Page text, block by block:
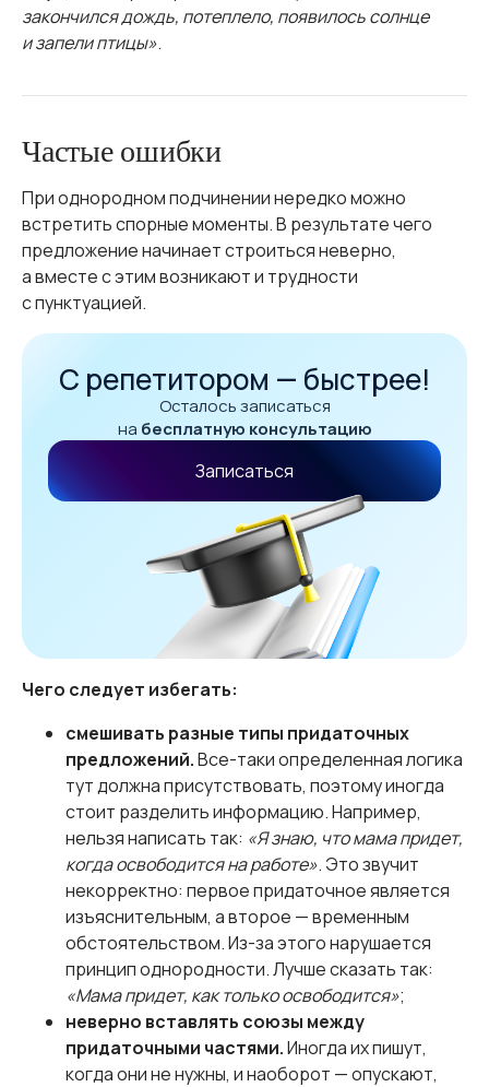
закончился дождь, потеплело, появилось солнце
и запели птицы».
Частые ошибки
При однородном подчинении нередко можно
встретить спорные моменты. В результате чего
предложение начинает строиться неверно,
а вместе с этим возникают и трудности
с пунктуацией.
С репетитором — быстрее!
Осталось записаться
на бесплатную консультацию
Записаться
Чего следует избегать:
смешивать разные типы придаточных
предложений.Все-таки определенная логика
тут должна присутствовать, поэтому иногда
стоит разделить информацию. Например,
нельзя написать так: «Я знаю, что мама придет,
когда освободится на работе». Это звучит
некорректно: первое придаточное является
изъяснительным, а второе — временным
обстоятельством. Из-за этого нарушается
принцип однородности. Лучше сказать так:
«Мама придет, как только освободится»;
неверно вставлять союзы между
придаточными частями.Иногда их пишут,
когда они не нужны, и наоборот — опускают,